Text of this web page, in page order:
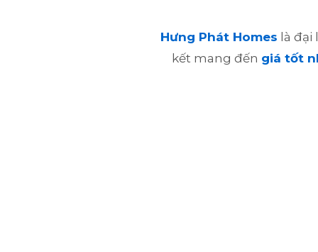
Hưng Phát Homes là
kết mang đến giá tốt